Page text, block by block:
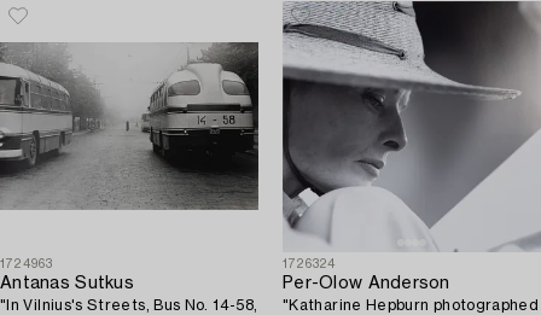
1724963
Antanas Sutkus
"In Vilnius's Streets, Bus No. 14-58,
1726324
Per-Olow Anderson
"Katharine Hepburn photographed